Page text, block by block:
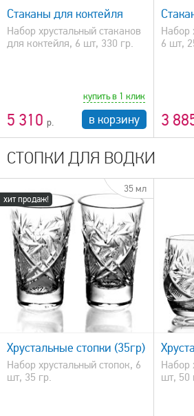
Стаканы для коктейля
Набор хрустальный стаканов
для коктейля, 6 шт, 330 гр.
5 310
купить в 1 клик
в корзину
Набор
6 шт,
3
СТОПКИ ДЛЯ ВОДКИ
хит продаж!
35 мл
Хрустальные стопки (35гр)
Набор хрустальный стопок, 6
шт, 35 гр.
быстрый просмотр
Набор
шт, 50